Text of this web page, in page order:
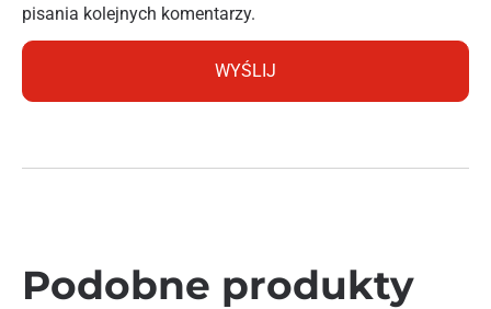
pisania kolejnych komentarzy.
Podobne produkty